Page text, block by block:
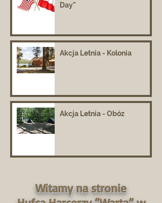
Day"
Akcja Letnia - Kolonia
Akcja Letnia - Obóz
Witamy na stronie